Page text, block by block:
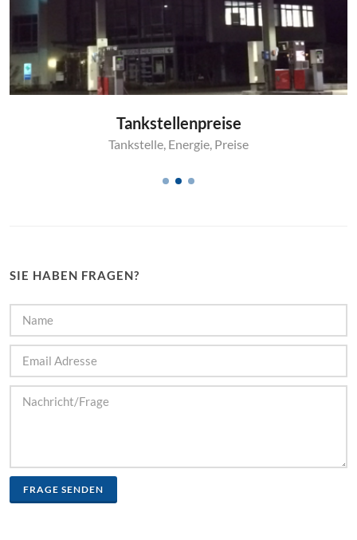
Tankstellenpreise
Tankstelle, Energie, Preise
SIE HABEN FRAGEN?
FRAGE SENDEN